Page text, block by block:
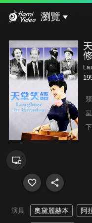
瀏覽
演員 奧黛麗赫本 阿